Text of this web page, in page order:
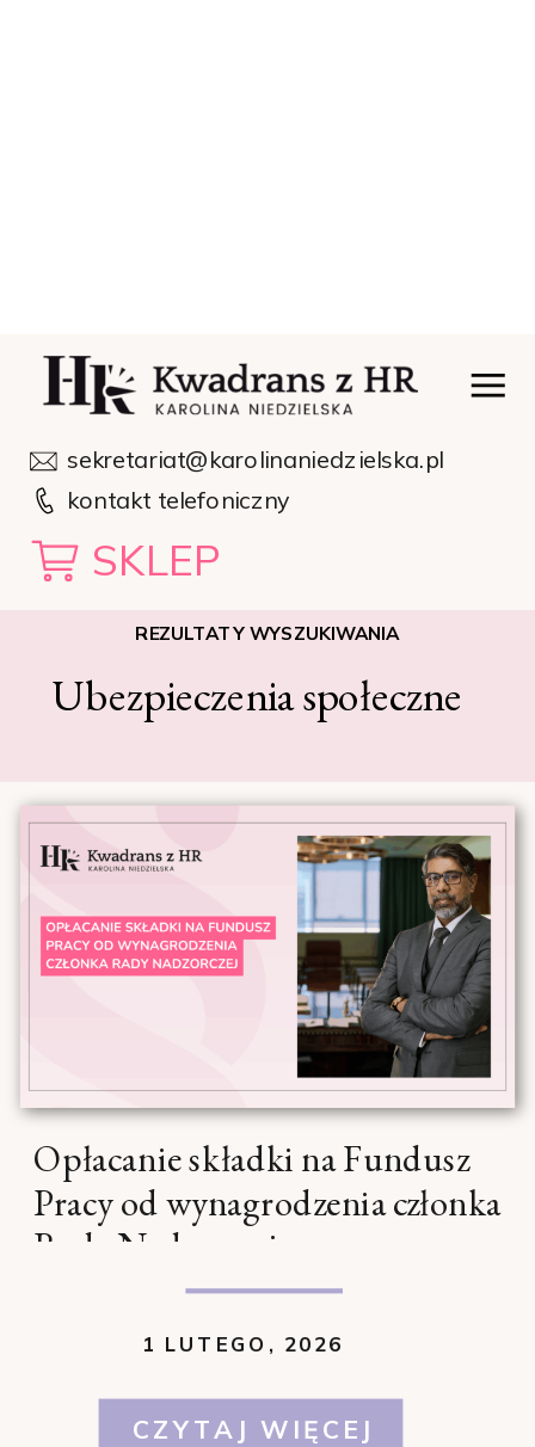
sekretariat@karolinaniedzielska.pl
kontakt telefoniczny
SKLEP
REZULTATY WYSZUKIWANIA
Ubezpieczenia społeczne
CZYTAJ WIĘCEJ
1 LUTEGO, 2026
Opłacanie składki na Fundusz
Pracy od wynagrodzenia członka
Rady Nadzorczej